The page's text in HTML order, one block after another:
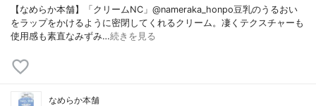
【なめらか本舗】「クリームNC」@nameraka_honpo豆乳のうるおい
をラップをかけるように密閉してくれるクリーム。凄くテクスチャーも
使用感も素直なみずみ…続きを見る
なめらか本舗